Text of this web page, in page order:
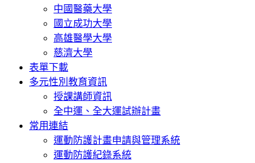
中國醫藥大學
國立成功大學
高雄醫學大學
慈濟大學
表單下載
多元性別教育資訊
授課講師資訊
全中運、全大運試辦計畫
常用連結
運動防護計畫申請與管理系統
運動防護紀錄系統